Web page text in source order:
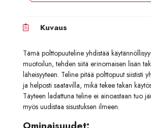
Kuvaus
Tämä polttopuuteline yhdistää
muotoilun, tehden siitä erinomaisen lisän
läheisyyteen. Teline pitää polttopuut siististi
ja helposti saatavilla, mikä tekee takan
Täyteen ladattuna teline ei ainoastaan tuo
myös uudistaa sisustuksen ilmeen.